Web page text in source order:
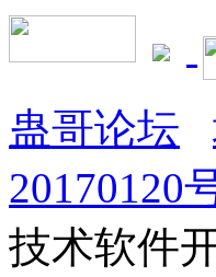
蛊哥论坛
20170120
技术软件